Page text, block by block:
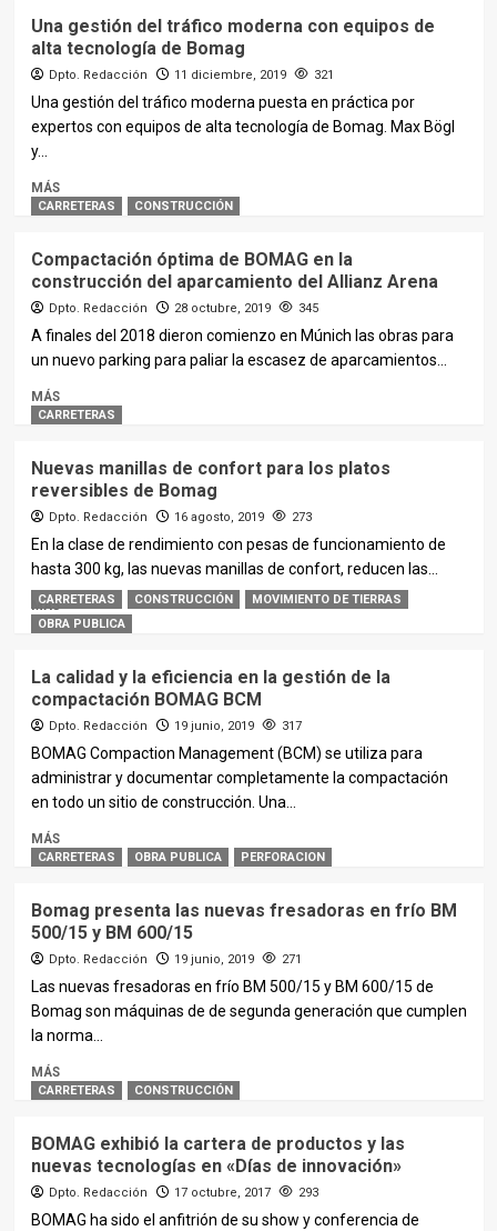
Una gestión del tráfico moderna con equipos de
alta tecnología de Bomag
Dpto. Redacción 11 diciembre, 2019 321
Una gestión del tráfico moderna puesta en práctica por
expertos con equipos de alta tecnología de Bomag. Max Bögl
y...
MÁS
CARRETERAS CONSTRUCCIÓN
Compactación óptima de BOMAG en la
construcción del aparcamiento del Allianz Arena
Dpto. Redacción 28 octubre, 2019 345
A finales del 2018 dieron comienzo en Múnich las obras para
un nuevo parking para paliar la escasez de aparcamientos...
MÁS
CARRETERAS
Nuevas manillas de confort para los platos
reversibles de Bomag
Dpto. Redacción 16 agosto, 2019 273
En la clase de rendimiento con pesas de funcionamiento de
hasta 300 kg, las nuevas manillas de confort, reducen las...
MÁS
CARRETERAS CONSTRUCCIÓN
MOVIMIENTO DE TIERRAS
OBRA PUBLICA
La calidad y la eficiencia en la gestión de la
compactación BOMAG BCM
Dpto. Redacción 19 junio, 2019 317
BOMAG Compaction Management (BCM) se utiliza para
administrar y documentar completamente la compactación
en todo un sitio de construcción. Una...
MÁS
CARRETERAS OBRA PUBLICA PERFORACION
Bomag presenta las nuevas fresadoras en frío BM
500/15 y BM 600/15
Dpto. Redacción 19 junio, 2019 271
Las nuevas fresadoras en frío BM 500/15 y BM 600/15 de
Bomag son máquinas de de segunda generación que cumplen
la norma...
MÁS
CARRETERAS CONSTRUCCIÓN
BOMAG exhibió la cartera de productos y las
nuevas tecnologías en «Días de innovación»
Dpto. Redacción 17 octubre, 2017 293
BOMAG ha sido el anfitrión de su show y conferencia de